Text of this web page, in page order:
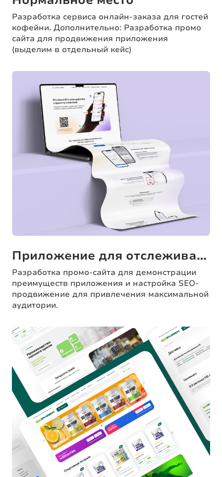
Разработка сервиса онлайн-заказа для гостей
кофейни. Дополнительно: Разработка промо
сайта для продвижения приложения
(выделим в отдельный кейс)
Приложение для отслеживания здоровья
Разработка промо-сайта для демонстрации
преимуществ приложения и настройка SEO-
продвижение для привлечения максимальной
аудитории.